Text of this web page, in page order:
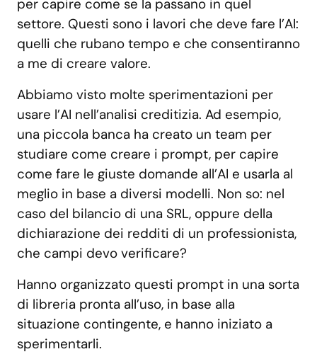
per capire come se la passano in quel
settore. Questi sono i lavori che deve fare l’AI:
quelli che rubano tempo e che consentiranno
a me di creare valore.
Abbiamo visto molte sperimentazioni per
usare l’AI nell’analisi creditizia. Ad esempio,
una piccola banca ha creato un team per
studiare come creare i prompt, per capire
come fare le giuste domande all’AI e usarla al
meglio in base a diversi modelli. Non so: nel
caso del bilancio di una SRL, oppure della
dichiarazione dei redditi di un professionista,
che campi devo verificare?
Hanno organizzato questi prompt in una sorta
di libreria pronta all’uso, in base alla
situazione contingente, e hanno iniziato a
sperimentarli.